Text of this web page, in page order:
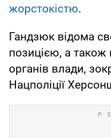
жорстокістю.
Гандзюк відома
позицією, а
органів влади,
Нацполіції